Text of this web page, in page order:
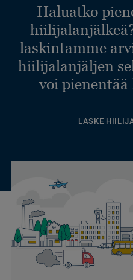
Haluatko
laskintamme
hiilijalanjäljen
voi
LASKE